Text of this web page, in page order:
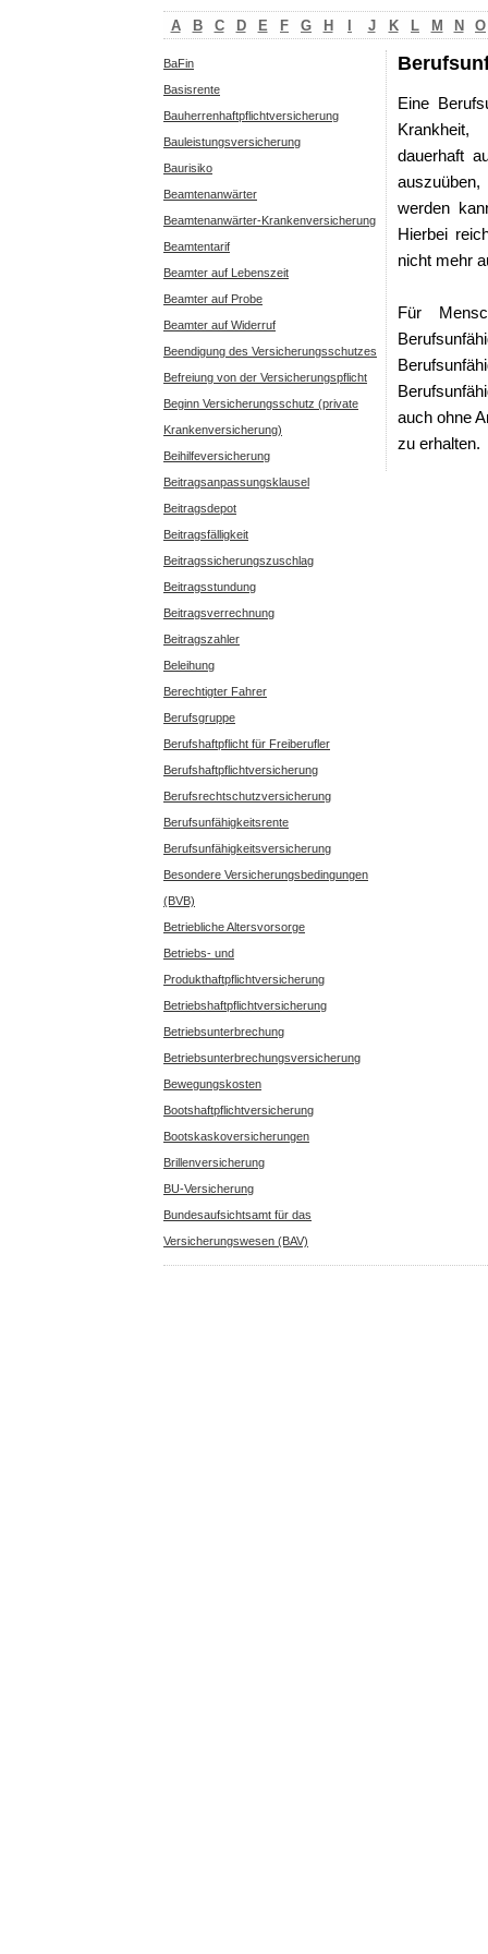
A B C D E F G H J K L M N O
BaFin
Basisrente
Bauherrenhaftpflichtversicherung
Bauleistungsversicherung
Baurisiko
Beamtenanwärter
Beamtenanwärter-Krankenversicherung
Beamtentarif
Beamter auf Lebenszeit
Beamter auf Probe
Beamter auf Widerruf
Beendigung des Versicherungsschutzes
Befreiung von der Versicherungspflicht
Beginn Versicherungsschutz (private
Krankenversicherung)
Beihilfeversicherung
Beitragsanpassungsklausel
Beitragsdepot
Beitragsfälligkeit
Beitragssicherungszuschlag
Beitragsstundung
Beitragsverrechnung
Beitragszahler
Beleihung
Berechtigter Fahrer
Berufsgruppe
Berufshaftpflicht für Freiberufler
Berufshaftpflichtversicherung
Berufsrechtschutzversicherung
Berufsunfähigkeitsrente
Berufsunfähigkeitsversicherung
Besondere Versicherungsbedingungen
(BVB)
Betriebliche Altersvorsorge
Betriebs- und
Produkthaftpflichtversicherung
Betriebshaftpflichtversicherung
Betriebsunterbrechung
Betriebsunterbrechungsversicherung
Bewegungskosten
Bootshaftpflichtversicherung
Bootskaskoversicherungen
Brillenversicherung
BU-Versicherung
Bundesaufsichtsamt für das
Versicherungswesen (BAV)
Eine
Krankheit,
dauerhaft
auszuüben,
werden
Hierbei
nicht mehr
Für
auch ohne
zu erhalten.